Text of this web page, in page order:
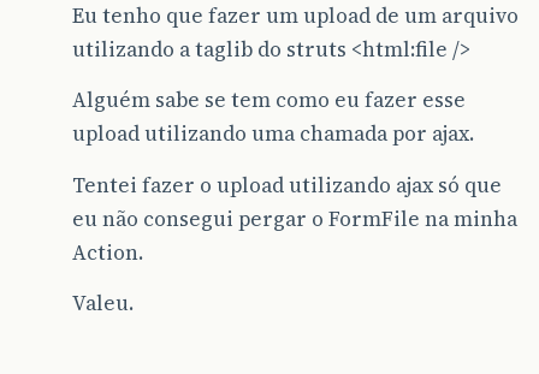
Eu tenho que fazer um upload de um arquivo
utilizando a taglib do struts <html:file />
Alguém sabe se tem como eu fazer esse
upload utilizando uma chamada por ajax.
Tentei fazer o upload utilizando ajax só que
eu não consegui pergar o FormFile na minha
Action.
Valeu.